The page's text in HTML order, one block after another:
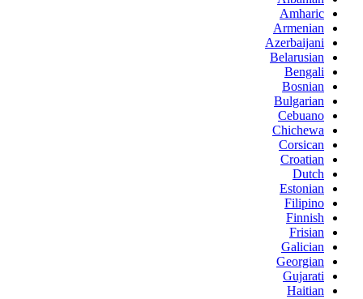
Amharic
Armenian
Azerbaijani
Belarusian
Bengali
Bosnian
Bulgarian
Cebuano
Chichewa
Corsican
Croatian
Dutch
Estonian
Filipino
Finnish
Frisian
Galician
Georgian
Gujarati
Haitian